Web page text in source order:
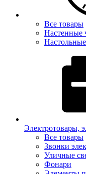
Все товары
Настенные
Электротовары,
Все товары
Звонки
Уличные
Фонари